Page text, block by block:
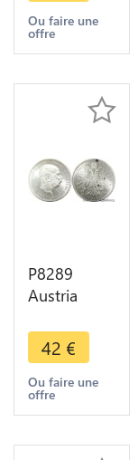
1859 A
Silver AU ->
Ou faire une
offre
P8289
Austria
Corona
Franz
Joseph I
1912 Silver
Make Offer
42 €
Ou faire une
offre